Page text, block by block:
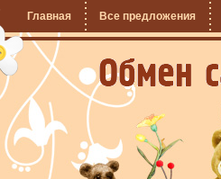
Главная Все предложения